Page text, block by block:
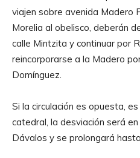
viajen sobre avenida Madero
Morelia al obelisco, deberán
calle Mintzita y continuar por
reincorporarse a la Madero
Domínguez.
Si la circulación es opuesta,
catedral, la desviación será
Dávalos y se prolongará